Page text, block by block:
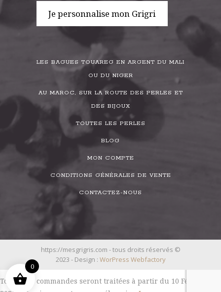
Je personnalise mon Grigri
LES BAGUES TOUAREG EN ARGENT DU MALI
OU DU NIGER
AU MAROC, SUR LA ROUTE DES PERLES ET
DES BIJOUX
TOUTES LES PERLES
BLOG
MON COMPTE
CONDITIONS GÉNÉRALES DE VENTE
CONTACTEZ-NOUS
https://mesgrigris.com - tous droits réservés ©
2023 - Design : WorPress Webfactory
Toutes les commandes seront traitées à partir du 10 Février
0